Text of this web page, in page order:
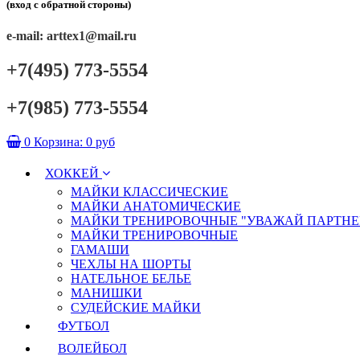
(вход с обратной стороны)
e-mail: arttex1@mail.ru
+7(495) 773-5554
+7(985) 773-5554
0 Корзина: 0 руб
ХОККЕЙ
МАЙКИ КЛАССИЧЕСКИЕ
МАЙКИ АНАТОМИЧЕСКИЕ
МАЙКИ ТРЕНИРОВОЧНЫЕ "УВАЖАЙ
МАЙКИ ТРЕНИРОВОЧНЫЕ
ГАМАШИ
ЧЕХЛЫ НА ШОРТЫ
НАТЕЛЬНОЕ БЕЛЬЕ
МАНИШКИ
СУДЕЙСКИЕ МАЙКИ
ФУТБОЛ
ВОЛЕЙБОЛ